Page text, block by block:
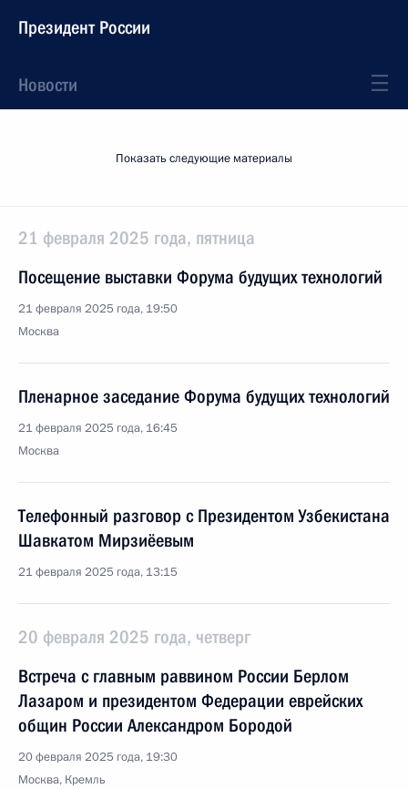
Президент России
Новости
Показать следующие материалы
21 февраля 2025 года, пятница
Посещение выставки Форума будущих технологий
21 февраля 2025 года, 19:50
Москва
Пленарное заседание Форума будущих технологий
21 февраля 2025 года, 16:45
Москва
Телефонный разговор с Президентом Узбекистана
Шавкатом Мирзиёевым
21 февраля 2025 года, 13:15
20 февраля 2025 года, четверг
Встреча с главным раввином России Берлом
Лазаром и президентом Федерации еврейских
общин России Александром Бородой
20 февраля 2025 года, 19:30
Москва, Кремль